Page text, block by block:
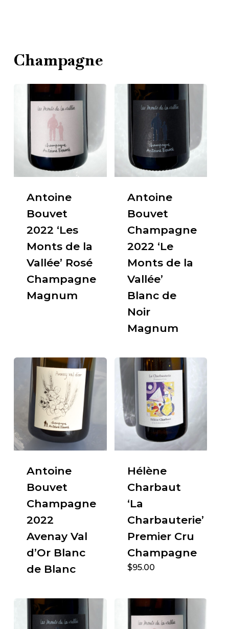
Champagne
Antoine
Bouvet
2022 ‘Les
Monts de la
Vallée’ Rosé
Champagne
Magnum
Antoine
Bouvet
Champagne
2022 ‘Le
Monts de la
Vallée’
Blanc de
Noir
Magnum
Antoine
Bouvet
Champagne
2022
Avenay Val
d’Or Blanc
de Blanc
Hélène
Charbaut
‘La
Charbauterie’
Premier Cru
Champagne
$95.00